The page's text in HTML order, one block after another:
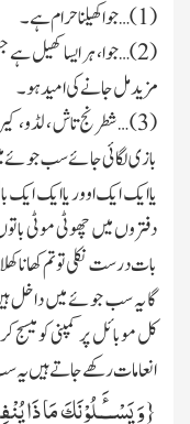
(
1)…جوا کھیلنا حرام ہے۔
(
2)…جوا، ہر ایسا کھیل ہے
مزید مل جانے کی امید ہو۔
(
3) …شطرنج تاش ، لڈو،
بازی لگائی جائے سب جوئے
یا ایک ایک اوور یا ایک ایک
دفتروں میں چھوٹی موٹی
بات درست نکلی تو تم کھانا
گا یہ سب جوئے میں داخل
کل موبائل پرکمپنی کو
انعامات رکھے جاتے ہیں
{وَ یَسْــٴَـلُوْنَكَ مَا ذَا